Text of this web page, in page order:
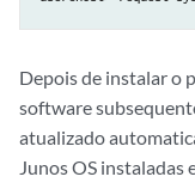
Depois de instalar o
software
atualizado
Junos OS instaladas